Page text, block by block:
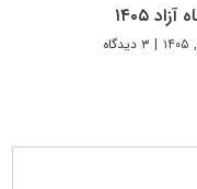
۱۴۰۵
| ۳ دیدگاه